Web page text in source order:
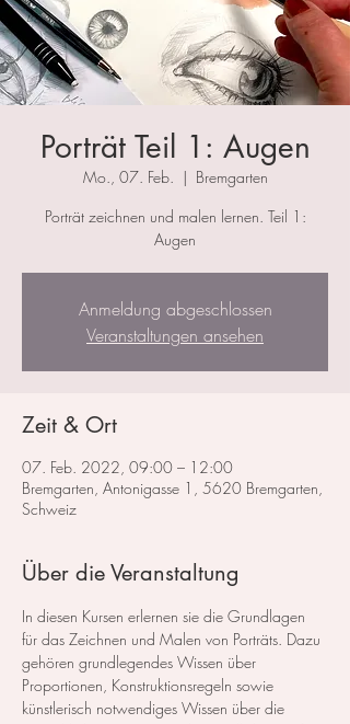
Porträt Teil 1: Augen
Mo., 07. Feb.
  |
Bremgarten
Porträt zeichnen und malen lernen. Teil 1:
Augen
Anmeldung abgeschlossen
Veranstaltungen ansehen
Zeit & Ort
07. Feb. 2022, 09:00 – 12:00
Bremgarten, Antonigasse 1, 5620 Bremgarten,
Schweiz
Über die Veranstaltung
In diesen Kursen erlernen sie die Grundlagen
für das Zeichnen und Malen von Porträts. Dazu
gehören grundlegendes Wissen über
Proportionen, Konstruktionsregeln sowie
künstlerisch notwendiges Wissen über die